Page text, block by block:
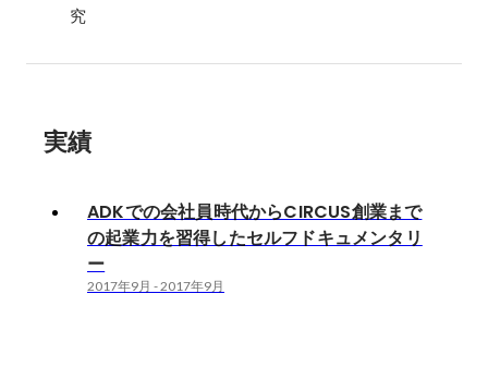
究
実績
ADKでの会社員時代からCIRCUS創業まで
の起業力を習得したセルフドキュメンタリ
ー
2017年9月 -2017年9月